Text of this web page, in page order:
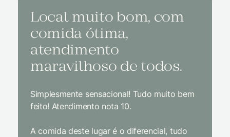
Local muito bom, com
comida ótima,
atendimento
maravilhoso de todos.
Simplesmente sensacional! Tudo muito bem
feito! Atendimento nota 10.
A comida deste lugar é o diferencial, tudo